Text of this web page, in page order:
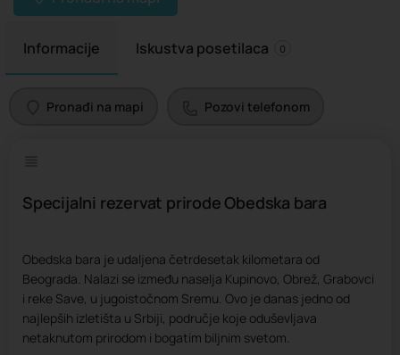
Informacije Iskustva posetilaca 0
Pronađi na mapi Pozovi telefonom
Specijalni rezervat prirode Obedska bara
Obedska bara je udaljena četrdesetak kilometara od
Beograda. Nalazi se između naselja Kupinovo, Obrež, Grabovci
i reke Save, u jugoistočnom Sremu. Ovo je danas jedno od
najlepših izletišta u Srbiji, područje koje oduševljava
netaknutom prirodom i bogatim biljnim svetom.